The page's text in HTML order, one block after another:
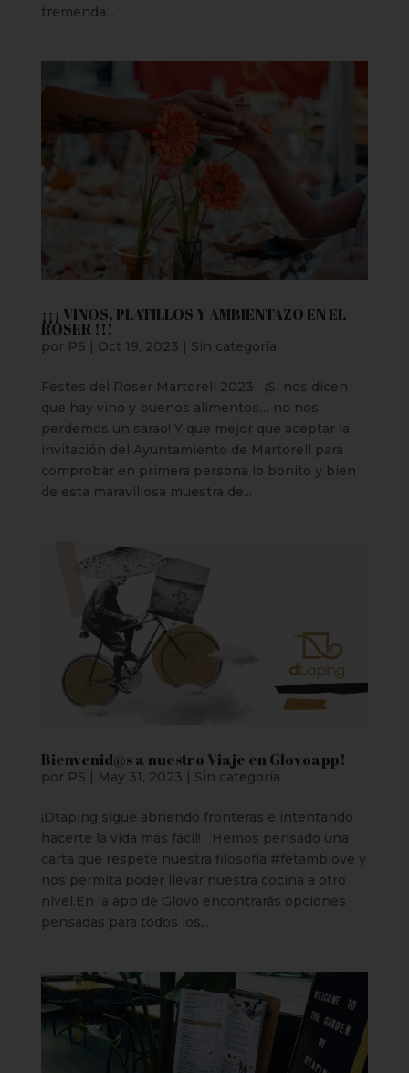
tremenda...
¡¡¡ VINOS, PLATILLOS Y AMBIENTAZO EN EL
ROSER !!!
por PS | Oct 19, 2023 | Sin categoría
Festes del Roser Martorell 2023 ¡Si nos dicen
que hay vino y buenos alimentos… no nos
perdemos un sarao! Y que mejor que aceptar la
invitación del Ayuntamiento de Martorell para
comprobar en primera persona lo bonito y bien
de esta maravillosa muestra de...
Bienvenid@s a nuestro Viaje en Glovoapp!
por PS May 31, 2023 Sin categoría
¡Dtaping sigue abriendo fronteras e intentando
hacerte la vida más fácil! Hemos pensado una
carta que respete nuestra filosofía #fetamblove y
nos permita poder llevar nuestra cocina a otro
nivel.En la app de Glovo encontrarás opciones
pensadas para todos los...
¡Bienvenid@s a dtaping!
Ya puedes reservar tu mesa en dtaping y
descubrir todo lo que hemos preparado para ti.